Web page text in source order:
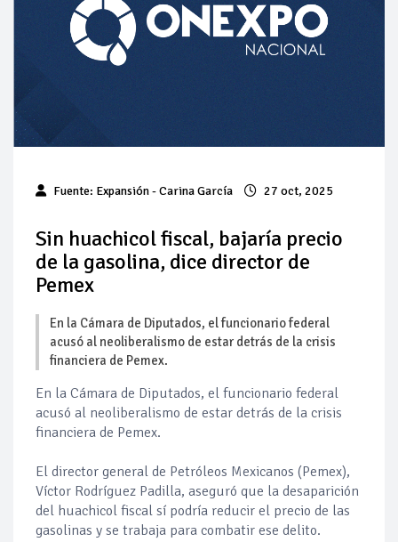
Baja 5% más el precio internacional del crudo por posible
acuerdo de paz
Aumenta la producción de hidrocarburos de Pemex; aún
está lejos de la meta
Medio Oriente
Así comienza un nuevo mes para los combustibles
Cautela en el mercado por conversaciones Irán-Omán
Fuente: Expansión - Carina García 27 oct, 2025
Sin huachicol fiscal, bajaría precio
de la gasolina, dice director de
Pemex
En la Cámara de Diputados, el funcionario federal
acusó al neoliberalismo de estar detrás de la crisis
financiera de Pemex.
En la Cámara de Diputados, el funcionario federal
acusó al neoliberalismo de estar detrás de la crisis
financiera de Pemex.
El director general de Petróleos Mexicanos (Pemex),
Víctor Rodríguez Padilla, aseguró que la desaparición
del huachicol fiscal sí podría reducir el precio de las
gasolinas y se trabaja para combatir ese delito.